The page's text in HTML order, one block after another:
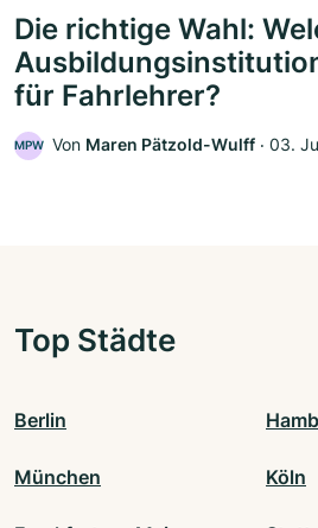
Die richtige Wahl:
für Fahrlehrer?
MPW Von Maren Pätzold-Wulff ‧ 03.
Top Städte
Berlin
München Köln